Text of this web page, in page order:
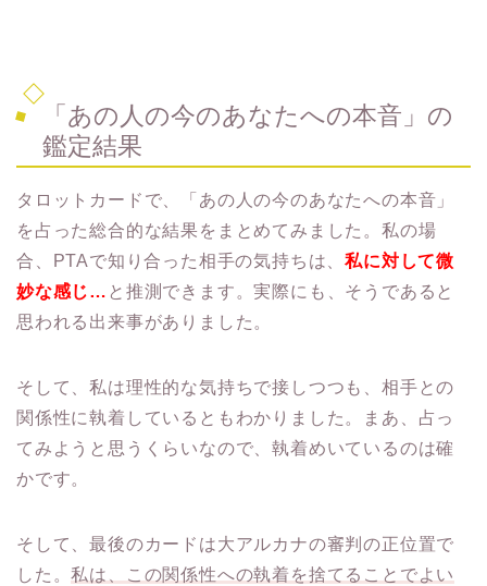
「あの人の今のあなたへの本音」の
鑑定結果
タロットカードで、「あの人の今のあなたへの本音」
を占った総合的な結果をまとめてみました。私の場
合、PTAで知り合った相手の気持ちは、私に対して微
妙な感じ… と推測できます。実際にも、そうであると
思われる出来事がありました。
そして、私は理性的な気持ちで接しつつも、相手との
関係性に執着しているともわかりました。まあ、占っ
てみようと思うくらいなので、執着めいているのは確
かです。
そして、最後のカードは大アルカナの審判の正位置で
した。私は、この関係性への執着を捨てることでよい